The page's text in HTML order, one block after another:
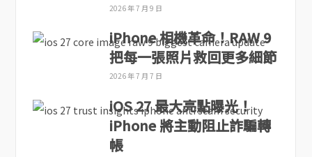
2026 年 7 月 9 日
iPhone 相機革命！RAW 9
把每一張照片救回更多細節
2026 年 7 月 7 日
iOS 27 最大亮點曝光！
iPhone 將主動阻止詐騙轉
帳